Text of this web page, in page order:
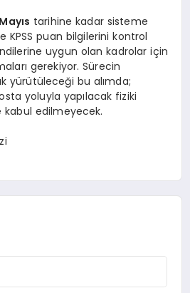
tarihine kadar sisteme
KPSS puan bilgilerini kontrol
uygun olan kadrolar için
gerekiyor. Sürecin
yürütüleceği bu alımda;
yoluyla yapılacak fiziki
edilmeyecek.